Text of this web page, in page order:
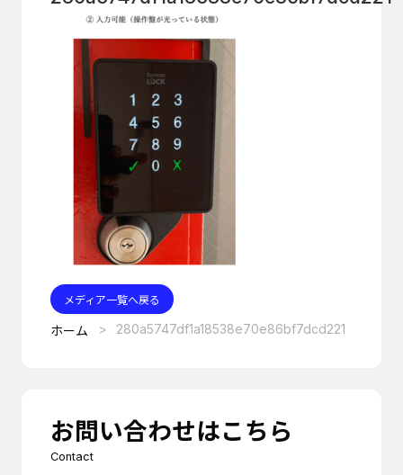
メディア一覧へ戻る
ホーム 280a5747df1a18538e70e86bf7dcd221
お問い合わせはこちら
Contact